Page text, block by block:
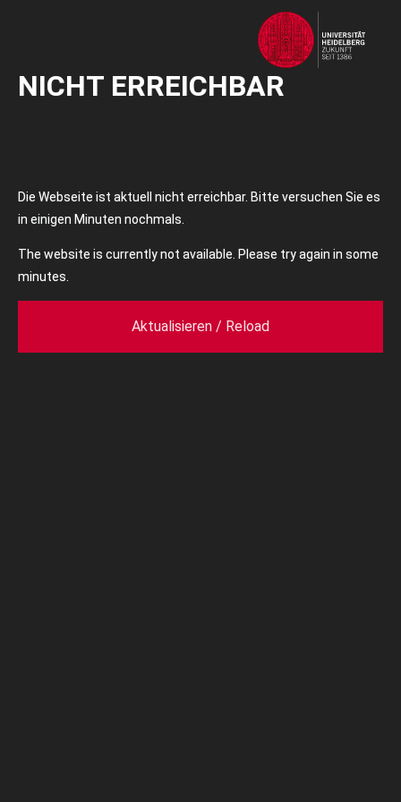
NICHT ERREICHBAR
Die Webseite ist aktuell nicht erreichbar. Bitte versuchen Sie es
in einigen Minuten nochmals.
The website is currently not available. Please try again in some
minutes.
Aktualisieren / Reload